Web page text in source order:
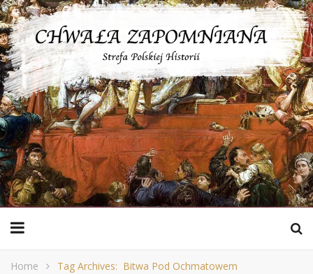
Home Tag Archives: Bitwa Pod Ochmatowem